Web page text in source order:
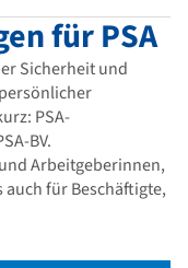
für PSA
Sicherheit und
PSA-
BV.
Arbeitgeberinnen,
für Beschäftigte,